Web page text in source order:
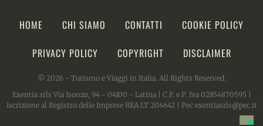
HOME CHI SIAMO CONTATTI
COOKIE POLICY
PRIVACY POLICY
COPYRIGHT DISCLAIMER
© 2026 - Turismo e Viaggi in Italia. All Rights Reserved.
Exentia srls Via Isonzo, 94 - 04100 - Latina | C.F. e P. Iva 02854870595 |
Iscrizione al Registro delle Imprese REA LT 204642 | Pec exentiasrls@pec.it